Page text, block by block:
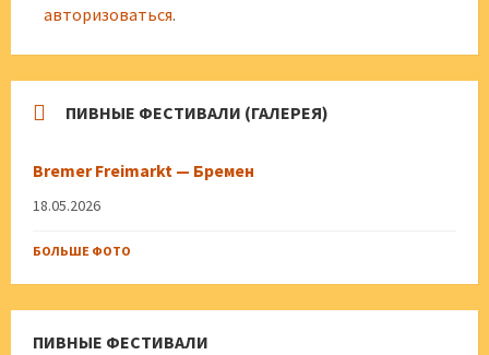
авторизоваться.
ПИВНЫЕ ФЕСТИВАЛИ (ГАЛЕРЕЯ)
Bremer Freimarkt — Бремен
18.05.2026
БОЛЬШЕ ФОТО
ПИВНЫЕ ФЕСТИВАЛИ